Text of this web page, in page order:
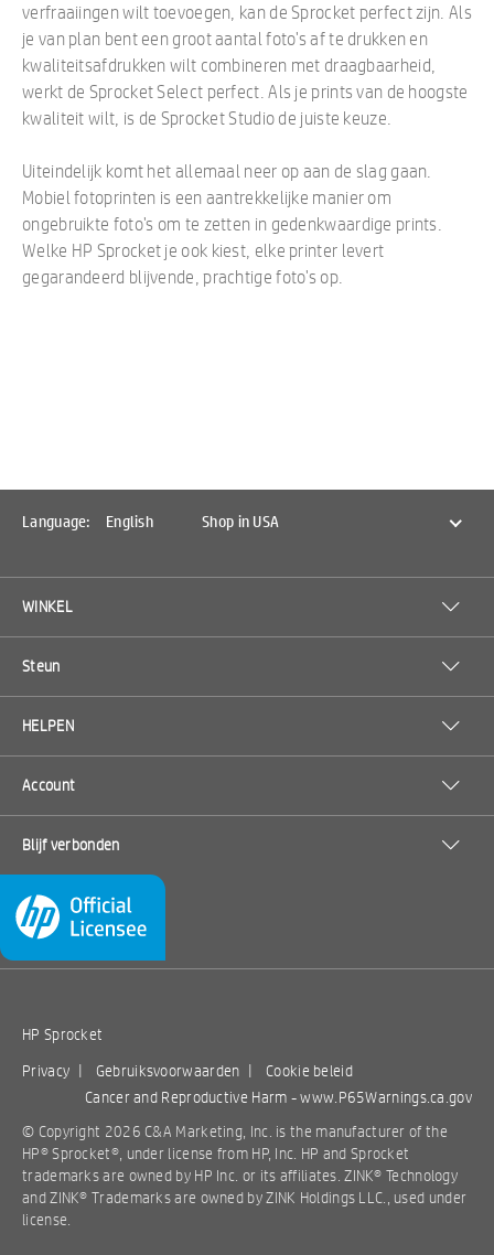
verfraaiingen wilt toevoegen, kan de Sprocket perfect zijn. Als
je van plan bent een groot aantal foto's af te drukken en
kwaliteitsafdrukken wilt combineren met draagbaarheid,
werkt de Sprocket Select perfect. Als je prints van de hoogste
kwaliteit wilt, is de Sprocket Studio de juiste keuze.
Uiteindelijk komt het allemaal neer op aan de slag gaan.
Mobiel fotoprinten is een aantrekkelijke manier om
ongebruikte foto's om te zetten in gedenkwaardige prints.
Welke HP Sprocket je ook kiest, elke printer levert
gegarandeerd blijvende, prachtige foto's op.
Language: English Shop in USA
WINKEL
Steun
HELPEN
Account
Blijf verbonden
HP Sprocket
Privacy | Gebruiksvoorwaarden |
Cookie beleid
Cancer and Reproductive Harm -www.P65Warnings.ca.gov
© Copyright 2026 C&A Marketing, Inc. is the manufacturer of the
HP® Sprocket®, under license from HP, Inc. HP and Sprocket
trademarks are owned by HP Inc. or its affiliates. ZINK® Technology
and ZINK® Trademarks are owned by ZINK Holdings LLC., used under
license.